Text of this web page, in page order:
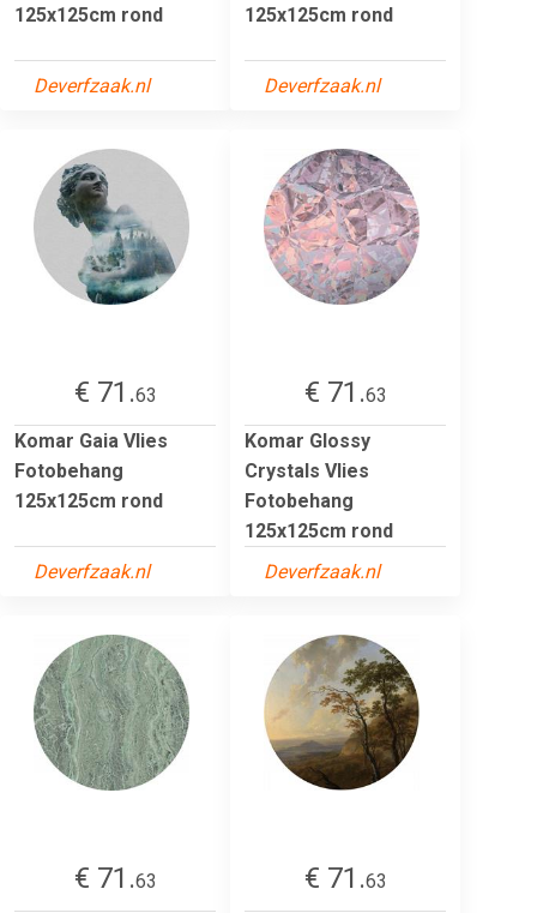
125x125cm rond
Deverfzaak.nl
125x125cm rond
Deverfzaak.nl
€ 71.63
Komar Gaia Vlies
Fotobehang
125x125cm rond
Deverfzaak.nl
€ 71.63
Komar Glossy
Crystals Vlies
Fotobehang
125x125cm rond
Deverfzaak.nl
€ 71.63
€ 71.63